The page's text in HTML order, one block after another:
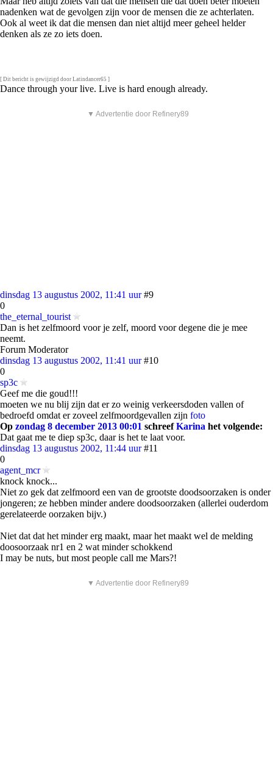
nadenken wat de gevolgen zijn voor de mensen die ze achterlaten.
Ook al weet ik dat die mensen dan niet altijd meer geheel helder
denken als ze zo iets doen.
[ Dit bericht is gewijzigd door Latindancer65 ]
Dance through your live. Live is hard enough already.
▼ Advertentie door Refinery89
dinsdag 13 augustus 2002, 11:41 uur #9
0
the_eternal_tourist
Dan is het zelfmoord voor je zelf, moord voor degene die je mee
neemt.
Forum Moderator
dinsdag 13 augustus 2002, 11:41 uur #10
0
sp3c
Geef me die goud!!!
moeten we nu blij zijn dat er zo weinig verkeersdoden vallen of
bedroefd omdat er zoveel zelfmoordgevallen zijn foto
Op zondag 8 december 2013 00:01 schreefKarina het volgende:
Dat gaat me te diep sp3c, daar is het te laat voor.
dinsdag 13 augustus 2002, 11:44 uur #11
0
agent_mcr
knock knock...
Niet zo gek dat zelfmoord een van de grootste doodsoorzaken is onder
jongeren; ze hebben minder andere doodsoorzaken (allerlei ouderdom
gerelateerde oorzaken bijv.)
Niet dat dat het minder erg maakt, maar het maakt wel de melding
doosoorzaak nr1 en 2 wat minder schokkend
I may be nuts, but most people call me Mars?!
▼ Advertentie door Refinery89